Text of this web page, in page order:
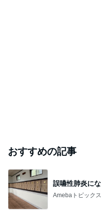
おすすめの記事
誤嚥性肺炎に
Amebaトピックス